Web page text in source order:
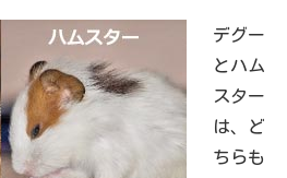
デグー
とハム
スター
は、ど
ちらも